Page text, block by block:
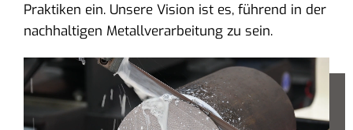
Praktiken ein. Unsere Vision ist es, führend in der
nachhaltigen Metallverarbeitung zu sein.